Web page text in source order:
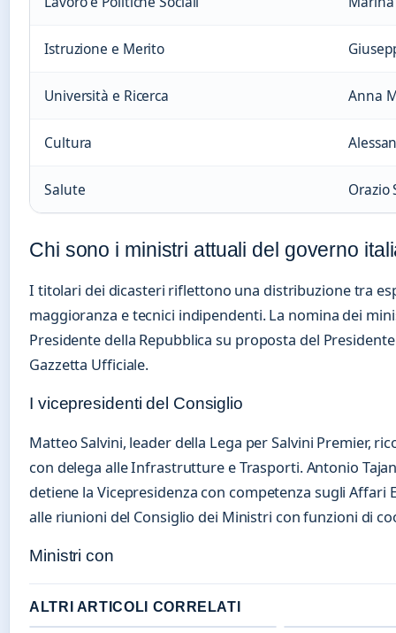
Istruzione e Merito
Università e Ricerca Anna
Cultura
Salute Orazio
Chi sono i ministri attuali del governo
I titolari dei dicasteri riflettono una distribuzione tra
maggioranza e tecnici indipendenti. La nomina dei
Presidente della Repubblica su proposta del
Gazzetta Ufficiale.
I vicepresidenti del Consiglio
Matteo Salvini, leader della Lega per Salvini Premier,
con delega alle Infrastrutture e Trasporti. Antonio
detiene la Vicepresidenza con competenza sugli Affari
alle riunioni del Consiglio dei Ministri con funzioni di
Ministri con
ALTRI ARTICOLI CORRELATI